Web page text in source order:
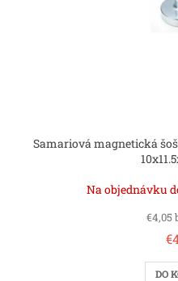
Samariová magnetická
Na objednávku
€4,05
DO